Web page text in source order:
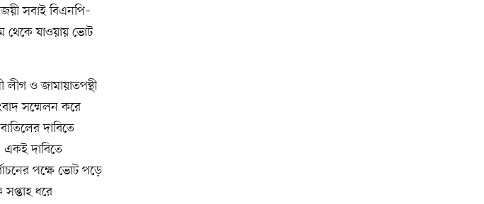
সবাই বিএনপি–
থেকে যাওয়ায় ভোট
ও জামায়াতপন্থী
সম্মেলন করে
দাবিতে
একই দাবিতে
পক্ষে ভোট পড়ে
ধরে